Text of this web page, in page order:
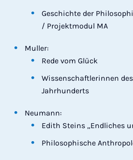
Geschichte der
/ Projektmodul MA
Muller:
Rede vom Glück
Wissenschaftlerinnen
Jahrhunderts
Neumann:
Edith Steins „Endliches
Philosophische